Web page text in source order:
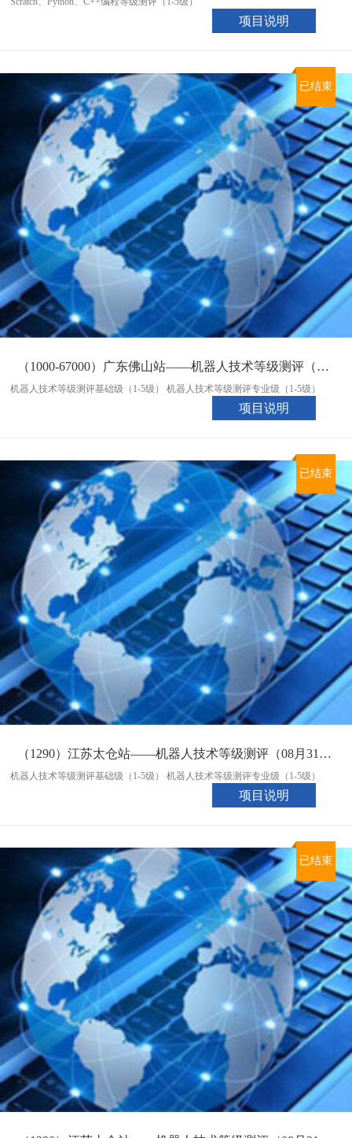
项目说明
已结束
（1000-67000）广东佛山站——机器人技术等级测评（08月30日）
机器人技术等级测评基础级（1-5级） 机器人技术等级测评专业级（1-5级）
项目说明
已结束
（1290）江苏太仓站——机器人技术等级测评（08月31日统考入口）
机器人技术等级测评基础级（1-5级） 机器人技术等级测评专业级（1-5级）
项目说明
已结束